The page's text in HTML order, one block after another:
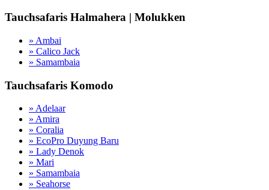
Tauchsafaris Halmahera | Molukken
» Ambai
» Calico Jack
» Samambaia
Tauchsafaris Komodo
» Adelaar
» Amira
» Coralia
» EcoPro Duyung Baru
» Lady Denok
» Mari
» Samambaia
» Seahorse